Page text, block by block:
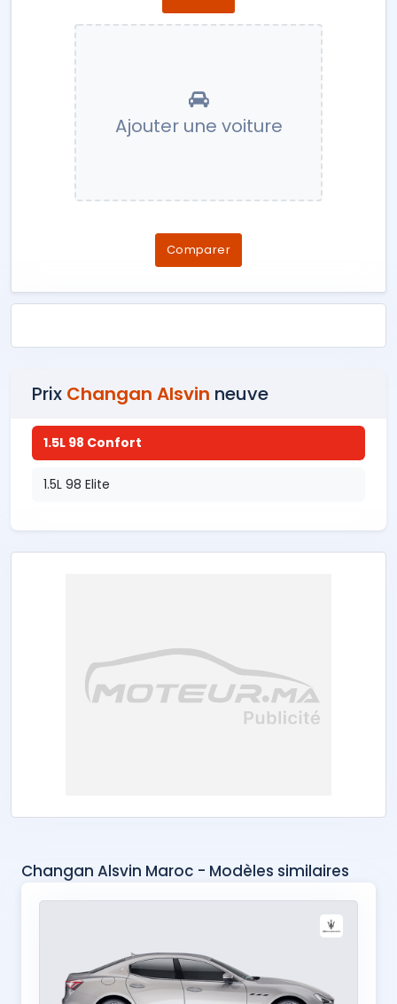
Ajouter une voiture
Comparer
Prix Changan Alsvin neuve
1.5L 98 Confort
1.5L 98 Elite
Changan Alsvin Maroc - Modèles similaires